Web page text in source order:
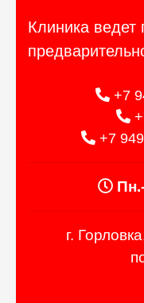
Клиника ведет
+7
+7
г.